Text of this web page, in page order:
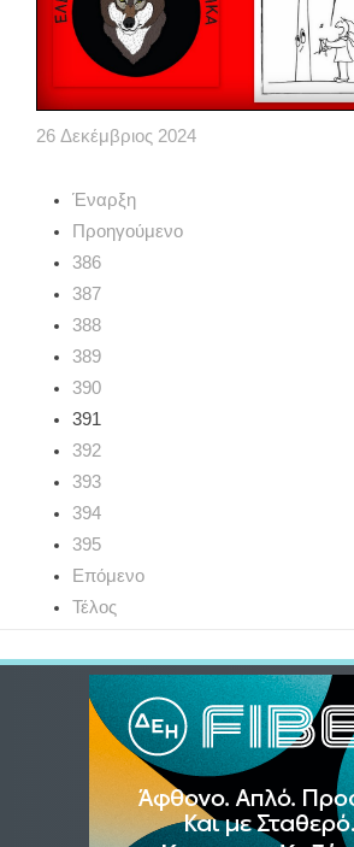
26 Δεκέμβριος 2024
Έναρξη
Προηγούμενο
386
387
388
389
390
391
392
393
394
395
Επόμενο
Τέλος